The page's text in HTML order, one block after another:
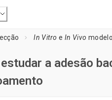
In Vitro e In Vivo modelo para
a adesão